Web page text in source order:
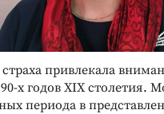
привлекала
х годов XIX столетия.
периода в